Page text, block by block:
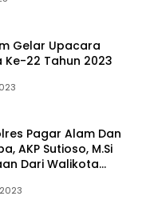
Gelar Upacara
Ke-22 Tahun 2023
Pagar Alam Dan
AKP Sutioso, M.Si
Dari Walikota